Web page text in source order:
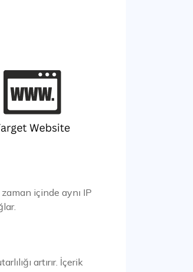
içinde aynı IP
artırır. İçerik